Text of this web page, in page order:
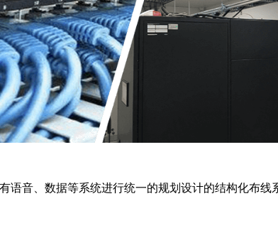
音、数据等系统进行统一的规划设计的结构化布